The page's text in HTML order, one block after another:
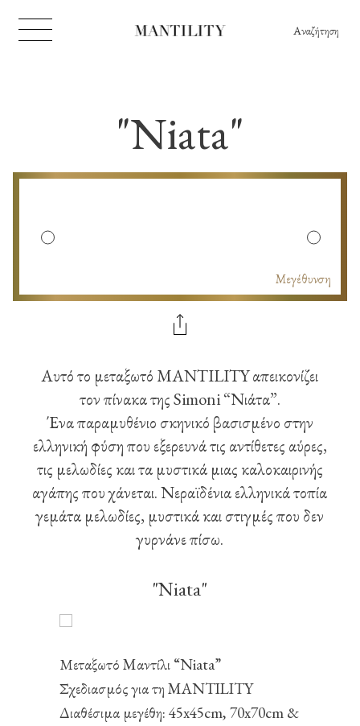
Αναζήτηση
"Niata"
Μεγέθυνση
Αυτό το μεταξωτό MANTILITY απεικονίζει
τον πίνακα της Simoni “Νιάτα”.
Ένα παραμυθένιο σκηνικό βασισμένο στην
ελληνική φύση που εξερευνά τις αντίθετες αύρες,
τις μελωδίες και τα μυστικά μιας καλοκαιρινής
αγάπης που χάνεται. Νεραϊδένια ελληνικά τοπία
γεμάτα μελωδίες, μυστικά και στιγμές που δεν
γυρνάνε πίσω.
"Niata"
Μεταξωτό Mαντίλι “Niata”
Σχεδιασμός για τη MANTILITY
Διαθέσιμα μεγέθη: 45x45cm, 70x70cm &